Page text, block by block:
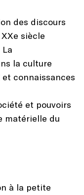
des discours
siècle
la culture
connaissances
et pouvoirs
matérielle du
à la petite